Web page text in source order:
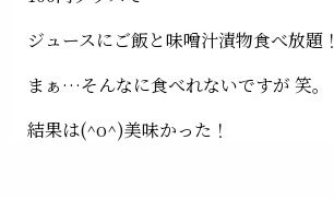
ジュースにご飯と味噌汁漬物食べ放題！
まぁ…そんなに食べれないですが 笑。
結果は(^o^)美味かった！